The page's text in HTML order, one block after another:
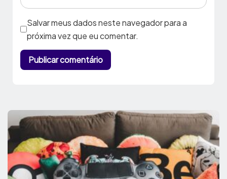
Salvar meus dados neste navegador para a
próxima vez que eu comentar.